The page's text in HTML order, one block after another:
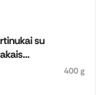
su
400 g